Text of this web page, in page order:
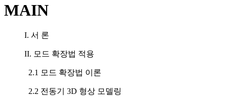
MAIN
I. 서 론
II. 모드 확장법 적용
2.1 모드 확장법 이론
2.2 전동기 3D 형상 모델링